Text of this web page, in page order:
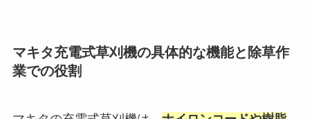
マキタ充電式草刈機の具体的な機能と除草作
業での役割